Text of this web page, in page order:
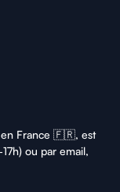
en France 🇫🇷, est
ou par email,